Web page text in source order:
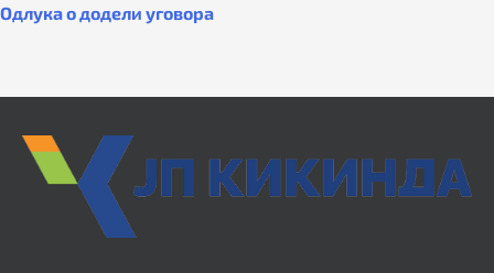
Одлука о додели уговора